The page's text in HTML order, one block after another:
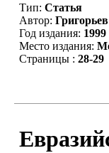
Тип: Статья
Автор:
Год издания: 1999
Место издания:
Страницы : 28-29